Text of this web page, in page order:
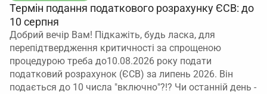
Термін подання податкового розрахунку ЄСВ: до
10 серпня
Добрий вечір Вам! Підкажіть, будь ласка, для
перепідтвердження критичності за спрощеною
процедурою треба до10.08.2026 року подати
податковий розрахунок (ЄСВ) за липень 2026. Він
подається до 10 числа "включно"?!? Чи останній день -